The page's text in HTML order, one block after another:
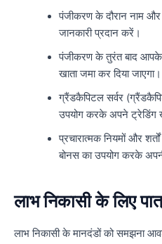
पंजीकरण के दौरान नाम
जानकारी प्रदान करें।
पंजीकरण के तुरंत बाद
खाता जमा कर दिया जाएगा।
ग्रैंडकैपिटल सर्वर
उपयोग करके अपने ट्रेडिंग
प्रचारात्मक नियमों और
बोनस का उपयोग करके
लाभ निकासी के लिए
लाभ निकासी के मानदंडों को समझना